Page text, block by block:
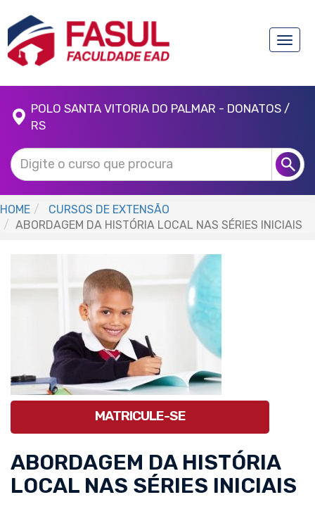
Toggle
POLO SANTA VITORIA DO PALMAR - DONATOS /
RS
HOME
CURSOS DE EXTENSÃO
ABORDAGEM DA HISTÓRIA LOCAL NAS SÉRIES INICIAIS
MATRICULE-SE
ABORDAGEM DA HISTÓRIA
LOCAL NAS SÉRIES INICIAIS